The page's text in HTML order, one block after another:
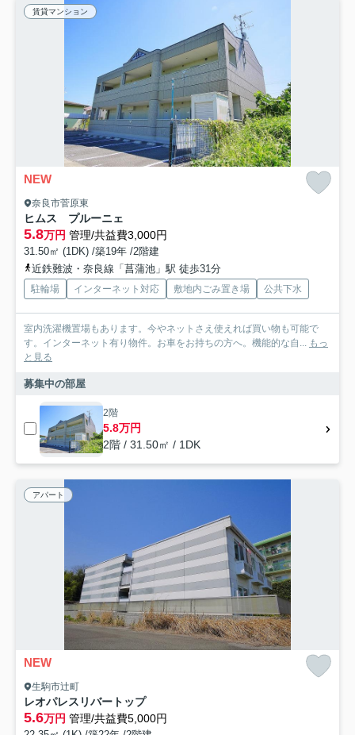
賃貸マンション
NEW
奈良市菅原東
ヒムス プルーニェ
5.8万円 管理/共益費3,000円
31.50㎡ (1DK) /築19年 /2階建
近鉄難波・奈良線「菖蒲池」駅 徒歩31分
駐輪場 インターネット対応 敷地内ごみ置き場 公共下水
室内洗濯機置場もあります。今やネットさえ使えれば買い物も可能で
す。インターネット有り物件。お車をお持ちの方へ。機能的な自...
もっ
と見る
募集中の部屋
2階
5.8万円
2階 / 31.50㎡ / 1DK
アパート
NEW
生駒市辻町
レオパレスリバートップ
5.6万円 管理/共益費5,000円